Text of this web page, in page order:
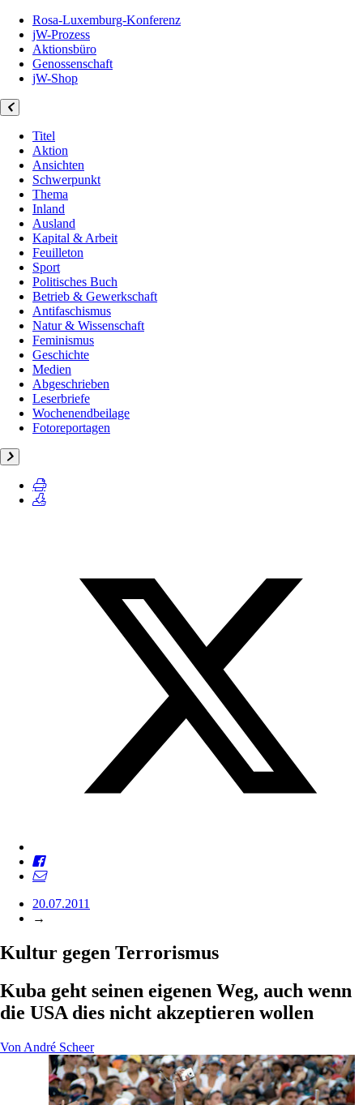
Rosa-Luxemburg-Konferenz
jW-Prozess
Aktionsbüro
Genossenschaft
jW-Shop
Titel
Aktion
Ansichten
Schwerpunkt
Thema
Inland
Ausland
Kapital & Arbeit
Feuilleton
Sport
Politisches Buch
Betrieb & Gewerkschaft
Antifaschismus
Natur & Wissenschaft
Feminismus
Geschichte
Medien
Abgeschrieben
Leserbriefe
Wochenendbeilage
Fotoreportagen
20.07.2011
→
Kultur gegen Terrorismus
Kuba geht seinen eigenen Weg, auch wenn
die USA dies nicht akzeptieren wollen
Von André Scheer